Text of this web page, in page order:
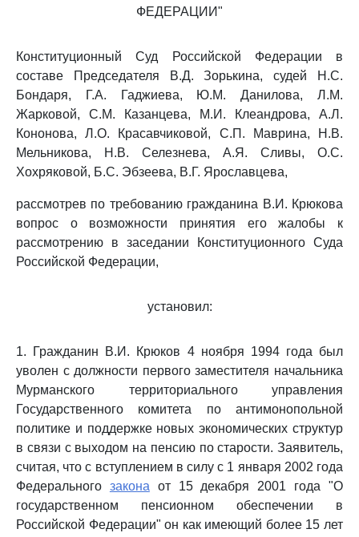
ФЕДЕРАЦИИ"
Конституционный Суд Российской Федерации в
составе Председателя В.Д. Зорькина, судей Н.С.
Бондаря, Г.А. Гаджиева, Ю.М. Данилова, Л.М.
Жарковой, С.М. Казанцева, М.И. Клеандрова, А.Л.
Кононова, Л.О. Красавчиковой, С.П. Маврина, Н.В.
Мельникова, Н.В. Селезнева, А.Я. Сливы, О.С.
Хохряковой, Б.С. Эбзеева, В.Г. Ярославцева,
рассмотрев по требованию гражданина В.И. Крюкова
вопрос о возможности принятия его жалобы к
рассмотрению в заседании Конституционного Суда
Российской Федерации,
установил:
1. Гражданин В.И. Крюков 4 ноября 1994 года был
уволен с должности первого заместителя начальника
Мурманского территориального управления
Государственного комитета по антимонопольной
политике и поддержке новых экономических структур
в связи с выходом на пенсию по старости. Заявитель,
считая, что с вступлением в силу с 1 января 2002 года
Федерального закона от 15 декабря 2001 года "О
государственном пенсионном обеспечении в
Российской Федерации" он как имеющий более 15 лет